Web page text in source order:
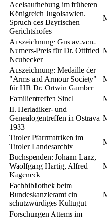
Adelsaufhebung im früheren
Königreich Jugolsawien.
Spruch des Bayrischen
Gerichtshofes
Auszeichnung: Gustav-von-
Numers-Preis für Dr. Ottfried
Neubecker
Auszeichnung: Medaille der
"Arms and Armour Society"
für HR Dr. Ortwin Gamber
Familientreffen Sindl
II. Herladiker- und
Genealogentreffen in Ostrava
1983
Tiroler Pfarrmatriken im
Tiroler Landesarchiv
Buchspenden: Johann Lanz,
Waolfgang Hartig, Alfred
Kageneck
Fachbibliothek beim
Bundeskanzleramt ein
schutzwürdiges Kultugut
Forschungen Attems im